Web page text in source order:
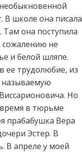
В школе она писала
она поступила
сожалению не
и белой шляпе.
ее трудолюбие, из
Но
в тюрьме
прабабушка Вера
Эстер. В
В апреле у моей